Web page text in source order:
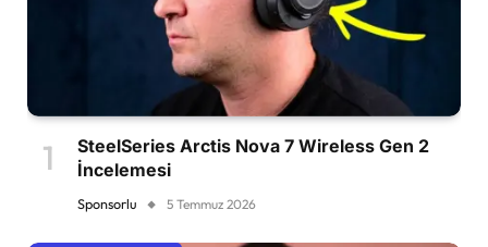
SteelSeries Arctis Nova 7 Wireless Gen 2
İncelemesi
Sponsorlu 5 Temmuz 2026